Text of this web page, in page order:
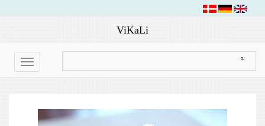
ViKaLi
Toggle
navigation